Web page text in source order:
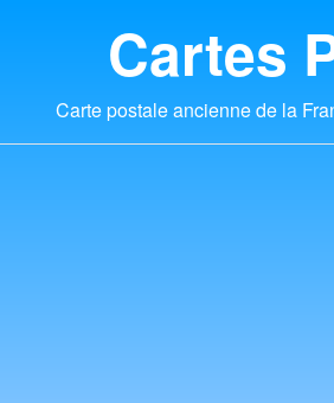
Cartes
Carte postale ancienne de la